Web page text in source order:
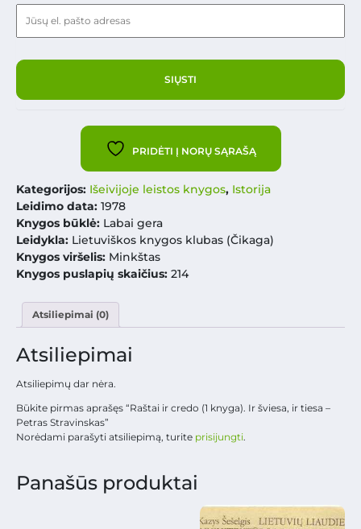
PRIDĖTI Į NORŲ SĄRAŠĄ
Kategorijos: Išeivijoje leistos knygos, Istorija
Leidimo data: 1978
Knygos būklė: Labai gera
Leidykla: Lietuviškos knygos klubas (Čikaga)
Knygos viršelis: Minkštas
Knygos puslapių skaičius: 214
Atsiliepimai (0)
Atsiliepimai
Atsiliepimų dar nėra.
Būkite pirmas aprašęs “Raštai ir credo (1 knyga). Ir šviesa, ir tiesa –
Petras Stravinskas”
Norėdami parašyti atsiliepimą, turite prisijungti.
Panašūs produktai